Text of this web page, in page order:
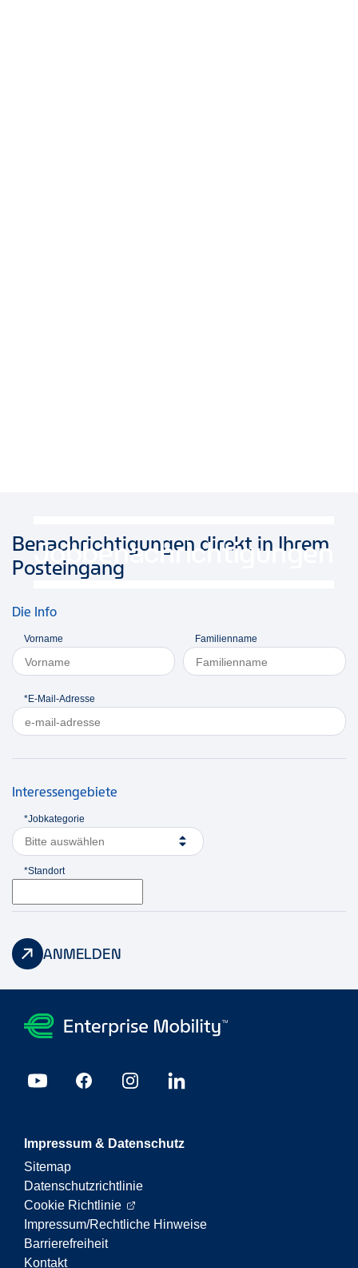
Jobbenachrichtigungen
Benachrichtigungen direkt in Ihrem
Posteingang
Die Info
Vorname Familienname
*E-Mail-Adresse
Interessengebiete
*Jobkategorie
Bitte auswählen
*Standort
ANMELDEN
Impressum & Datenschutz
Sitemap
Datenschutzrichtlinie
Cookie Richtlinie
Impressum/Rechtliche Hinweise
Barrierefreiheit
Kontakt